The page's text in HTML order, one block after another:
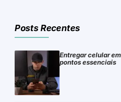
Posts Recentes
Entregar celular
pontos essenciais